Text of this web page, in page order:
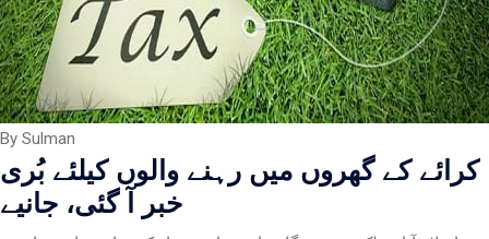
By Sulman
کرائے کے گھروں میں رہنے والوں کیلئے بُری
خبر آ گئی، جانیے